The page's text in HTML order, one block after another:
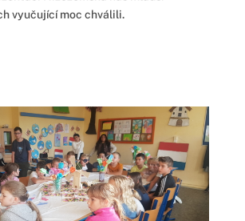
vyučující moc chválili.